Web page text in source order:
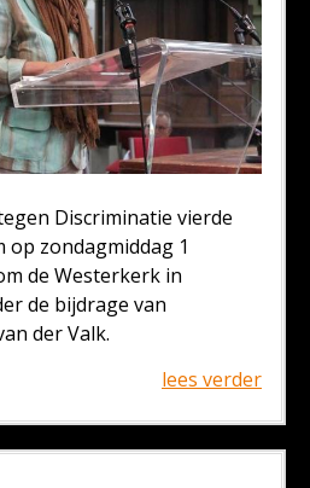
Discriminatie vierde
zondagmiddag 1
de Westerkerk in
de bijdrage van
der Valk.
lees verder